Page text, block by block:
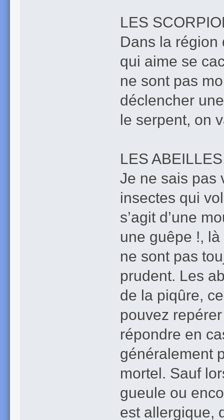
LES
Dans la région
qui aime se
ne sont pas
déclencher
le serpent, on
LES
Je ne sais pas
insectes qui
s’agit d’une
une guêpe !,
ne sont pas
prudent. Les
de la piqûre,
pouvez
répondre en
généralement
mortel. Sauf
gueule ou
est allergique,